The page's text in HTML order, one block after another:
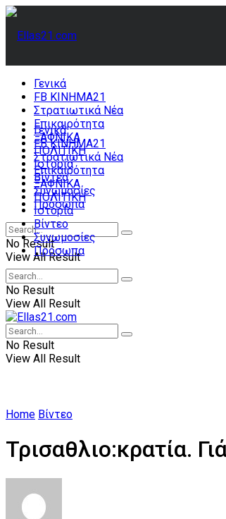
Γενικά
FB ΚΙΝΗΜΑ21
Στρατιωτικά Νέα
Επικαιρότητα
ΞΑΦΝΙΚΑ
ΠΟΛΙΤΙΚΗ
Ιστορία
Βίντεο
Συνωμοσίες
Πρόσωπα
No Result
View All Result
Γενικά
FB ΚΙΝΗΜΑ21
Στρατιωτικά Νέα
Επικαιρότητα
ΞΑΦΝΙΚΑ
ΠΟΛΙΤΙΚΗ
Ιστορία
Βίντεο
Συνωμοσίες
Πρόσωπα
No Result
View All Result
No Result
View All Result
Home Βίντεο
Τρισαθλιο:κρατία.